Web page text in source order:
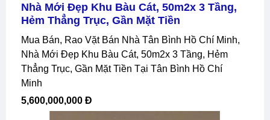
Nhà Mới Đẹp Khu Bàu Cát, 50m2x 3 Tầng,
Hẻm Thẳng Trục, Gần Mặt Tiền
Mua Bán, Rao Vặt Bán Nhà Tân Bình Hồ Chí Minh,
Nhà Mới Đẹp Khu Bàu Cát, 50m2x 3 Tầng, Hẻm
Thẳng Trục, Gần Mặt Tiền Tại Tân Bình Hồ Chí
Minh
5,600,000,000 Đ